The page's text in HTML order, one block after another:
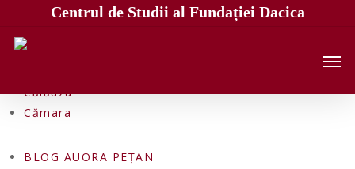
main
Centrul de Studii al Fundației Dacica
Fundația
Editura
Călăuza
Cămara
BLOG AUORA PEȚAN